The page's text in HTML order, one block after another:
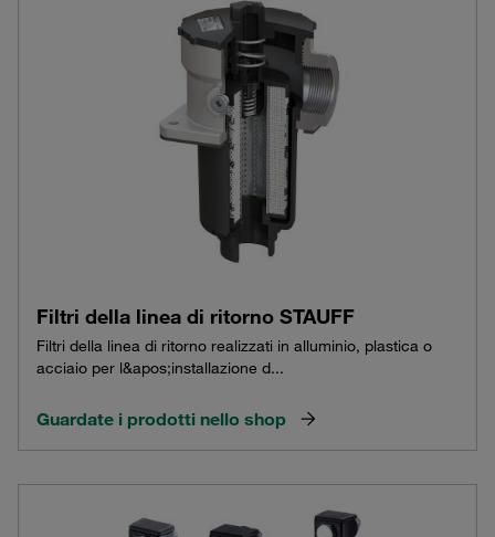
Filtri della linea di ritorno STAUFF
Filtri della linea di ritorno realizzati in alluminio, plastica o
acciaio per l&apos;installazione d...
Guardate i prodotti nello shop